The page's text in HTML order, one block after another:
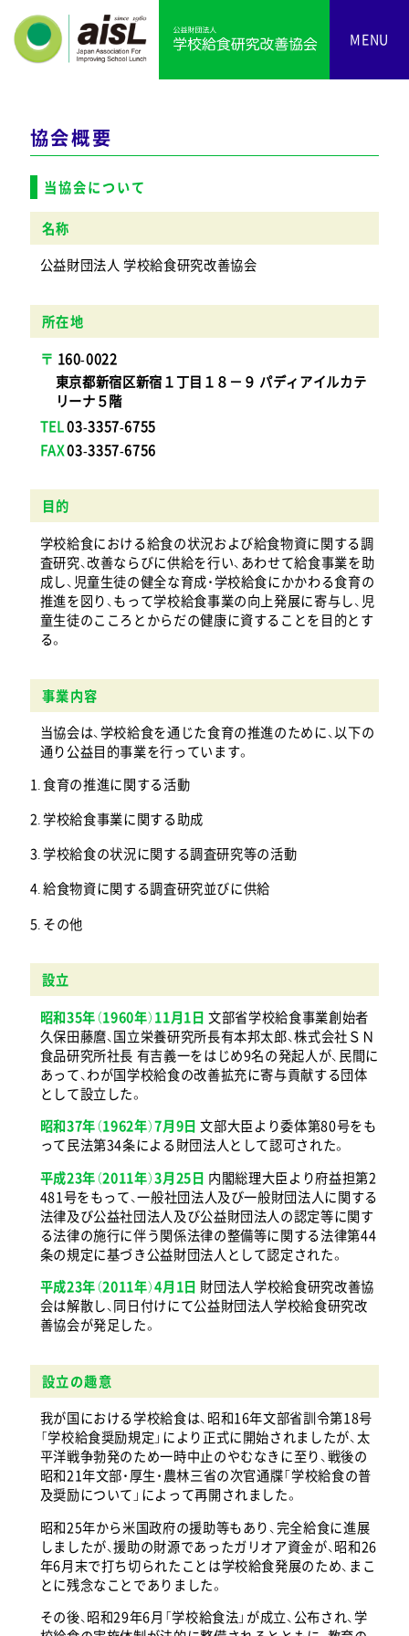
MENU
協会概要
当協会について
名称
公益財団法人 学校給食研究改善協会
所在地
160-0022
東京都新宿区新宿１丁目１８－９ パディアイルカテ
リーナ５階
03-3357-6755
03-3357-6756
目的
学校給食における給食の状況および給食物資に関する調
査研究、改善ならびに供給を行い、あわせて給食事業を助
成し、児童生徒の健全な育成・学校給食にかかわる食育の
推進を図り、もって学校給食事業の向上発展に寄与し、児
童生徒のこころとからだの健康に資することを目的とす
る。
事業内容
当協会は、学校給食を通じた食育の推進のために、以下の
通り公益目的事業を行っています。
食育の推進に関する活動
学校給食事業に関する助成
学校給食の状況に関する調査研究等の活動
給食物資に関する調査研究並びに供給
その他
設立
昭和35年（1960年）11月1日 文部省学校給食事業創始者
久保田藤麿、国立栄養研究所長有本邦太郎、株式会社ＳＮ
食品研究所社長 有吉義一をはじめ9名の発起人が、民間に
あって、わが国学校給食の改善拡充に寄与貢献する団体
として設立した。
昭和37年（1962年）7月9日 文部大臣より委体第80号をも
って民法第34条による財団法人として認可された。
平成23年（2011年）3月25日 内閣総理大臣より府益担第2
481号をもって、一般社団法人及び一般財団法人に関する
法律及び公益社団法人及び公益財団法人の認定等に関す
る法律の施行に伴う関係法律の整備等に関する法律第44
条の規定に基づき公益財団法人として認定された。
平成23年（2011年）4月1日 財団法人学校給食研究改善協
会は解散し、同日付けにて公益財団法人学校給食研究改
善協会が発足した。
設立の趣意
我が国における学校給食は、昭和16年文部省訓令第18号
「学校給食奨励規定」により正式に開始されましたが、太
平洋戦争勃発のため一時中止のやむなきに至り、戦後の
昭和21年文部・厚生・農林三省の次官通牒「学校給食の普
及奨励について」によって再開されました。
昭和25年から米国政府の援助等もあり、完全給食に進展
しましたが、援助の財源であったガリオア資金が、昭和26
年6月末で打ち切られたことは学校給食発展のため、まこ
とに残念なことでありました。
その後、昭和29年6月「学校給食法」が成立、公布され、学